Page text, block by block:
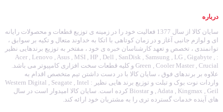
درباره
سایان کالا از سال 1377 فعالیت خود را در زمینه ی توزیع قطعات و محصولات رایانه
ای و لوازم جانبی آغاز و در زمان کوتاهی با اتکا به خداوند متعال و تکیه بر سوابق ،
توانمندی ، تخصص و تعهد کارشناسان خبره ی خود ، مفتخر به توزیع برندهایی نظیر
: Acer , Lenovo , Asus , MSI , HP , Dell , SanDisk , Samsung , LG , Gigabyte ,
Green , Cooler Master , Crucial و کلیه قطعات سخت افزاری کامپیوتر می باشد.
علاوه بر برندهای فوق ، سایان کالا با در دست داشتن تیم متخصص اقدام به
واردات نوت بوک و تبلت و توزیع برند هایی نظیر : Western Digital , Seagate , Intel
, Adata , Kingmax , Geil و Biostar کرده است. سایان کالا امیدوار است در سال
های آینده خدمات گسترده تری را به مشتریان خود ارائه کند.